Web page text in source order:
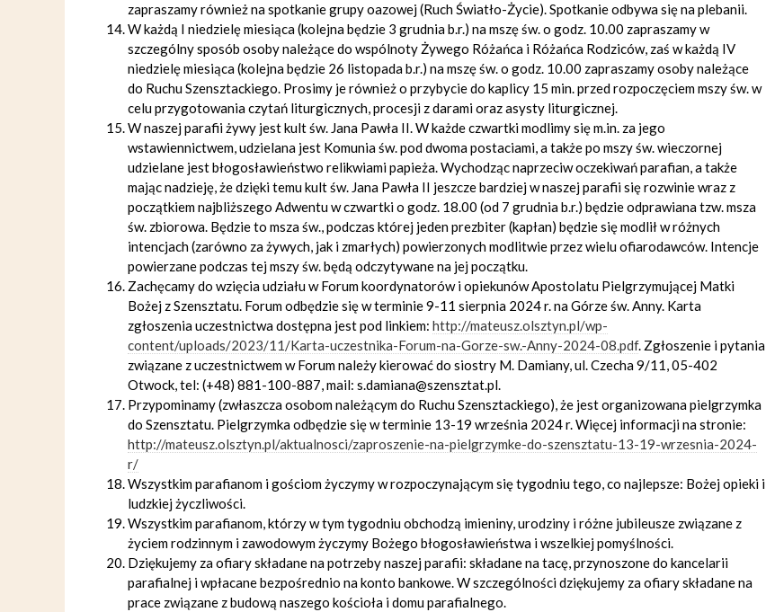
zapraszamy również na spotkanie grupy oazowej (Ruch Światło-Życie). Spotkanie odbywa się na plebanii.
W każdą I niedzielę miesiąca (kolejna będzie 3 grudnia b.r.) na mszę św. o godz. 10.00 zapraszamy w
szczególny sposób osoby należące do wspólnoty Żywego Różańca i Różańca Rodziców, zaś w każdą IV
niedzielę miesiąca (kolejna będzie 26 listopada b.r.) na mszę św. o godz. 10.00 zapraszamy osoby należące
do Ruchu Szensztackiego. Prosimy je również o przybycie do kaplicy 15 min. przed rozpoczęciem mszy św. w
celu przygotowania czytań liturgicznych, procesji z darami oraz asysty liturgicznej.
W naszej parafii żywy jest kult św. Jana Pawła II. W każde czwartki modlimy się m.in. za jego
wstawiennictwem, udzielana jest Komunia św. pod dwoma postaciami, a także po mszy św. wieczornej
udzielane jest błogosławieństwo relikwiami papieża. Wychodząc naprzeciw oczekiwań parafian, a także
mając nadzieję, że dzięki temu kult św. Jana Pawła II jeszcze bardziej w naszej parafii się rozwinie wraz z
początkiem najbliższego Adwentu w czwartki o godz. 18.00 (od 7 grudnia b.r.) będzie odprawiana tzw. msza
św. zbiorowa. Będzie to msza św., podczas której jeden prezbiter (kapłan) będzie się modlił w różnych
intencjach (zarówno za żywych, jak i zmarłych) powierzonych modlitwie przez wielu ofiarodawców. Intencje
powierzane podczas tej mszy św. będą odczytywane na jej początku.
Zachęcamy do wzięcia udziału w Forum koordynatorów i opiekunów Apostolatu Pielgrzymującej Matki
Bożej z Szensztatu. Forum odbędzie się w terminie 9-11 sierpnia 2024 r. na Górze św. Anny. Karta
zgłoszenia uczestnictwa dostępna jest pod linkiem: http://mateusz.olsztyn.pl/wp-
content/uploads/2023/11/Karta-uczestnika-Forum-na-Gorze-sw.-Anny-2024-08.pdf. Zgłoszenie i pytania
związane z uczestnictwem w Forum należy kierować do siostry M. Damiany, ul. Czecha 9/11, 05-402
Otwock, tel: (+48) 881-100-887, mail: s.damiana@szensztat.pl.
Przypominamy (zwłaszcza osobom należącym do Ruchu Szensztackiego), że jest organizowana pielgrzymka
do Szensztatu. Pielgrzymka odbędzie się w terminie 13-19 września 2024 r. Więcej informacji na stronie:
http://mateusz.olsztyn.pl/aktualnosci/zaproszenie-na-pielgrzymke-do-szensztatu-13-19-wrzesnia-2024-
r/
Wszystkim parafianom i gościom życzymy w rozpoczynającym się tygodniu tego, co najlepsze: Bożej opieki i
ludzkiej życzliwości.
Wszystkim parafianom, którzy w tym tygodniu obchodzą imieniny, urodziny i różne jubileusze związane z
życiem rodzinnym i zawodowym życzymy Bożego błogosławieństwa i wszelkiej pomyślności.
Dziękujemy za ofiary składane na potrzeby naszej parafii: składane na tacę, przynoszone do kancelarii
parafialnej i wpłacane bezpośrednio na konto bankowe. W szczególności dziękujemy za ofiary składane na
prace związane z budową naszego kościoła i domu parafialnego.